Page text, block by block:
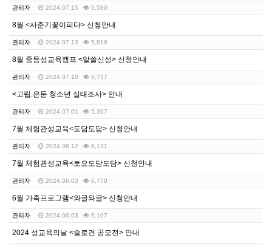
관리자 2024.07.15 5,580
8월 <사춘기꽃이피다> 신청안내
관리자 2024.07.13 5,816
8월 중등성교육캠프 <알쓸신성> 신청안내
관리자 2024.07.10 5,737
<고립.은둔 청소년 실태조사> 안내
관리자 2024.07.01 5,397
7월 체험관성교육<도담도담> 신청안내
관리자 2024.06.12 6,131
7월 체험관성교육<토요도담도담> 신청안내
관리자 2024.06.03 6,779
6월 가족프로그램<와글와글> 신청안내
관리자 2024.06.03 6,107
2024 성교육의날 <슬로건 공모전> 안내